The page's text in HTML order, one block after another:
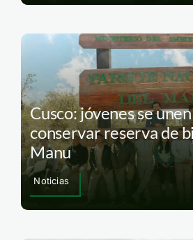
Cusco: jóvenes se
conservar reserva de
Manu
Noticias